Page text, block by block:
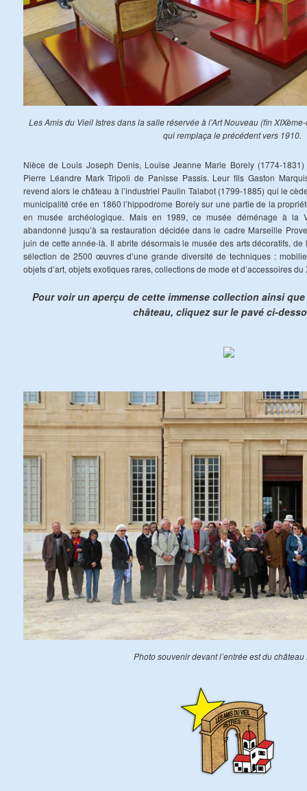
Les Amis du Vieil Istres dans la salle réservée à l’Art Nouveau (fin
qui remplaça le précédent vers 1910.
Nièce de Louis Joseph Denis, Louise Jeanne Marie Borely (1774-
Pierre Léandre Mark Tripoli de Panisse Passis. Leur fils Gaston
revend alors le château à l’industriel Paulin Talabot (1799-1885) qui le
municipalité crée en 1860 l’hippodrome Borely sur une partie de la
en musée archéologique. Mais en 1989, ce musée déménage à la
abandonné jusqu’à sa restauration décidée dans le cadre Marseille
juin de cette année-là. Il abrite désormais le musée des arts décoratifs,
sélection de 2500 œuvres d’une grande diversité de techniques :
objets d’art, objets exotiques rares, collections de mode et d’accessoires
Pour voir un aperçu de cette immense collection ainsi
château, cliquez sur le pavé ci-
Photo souvenir devant l’entrée est du château